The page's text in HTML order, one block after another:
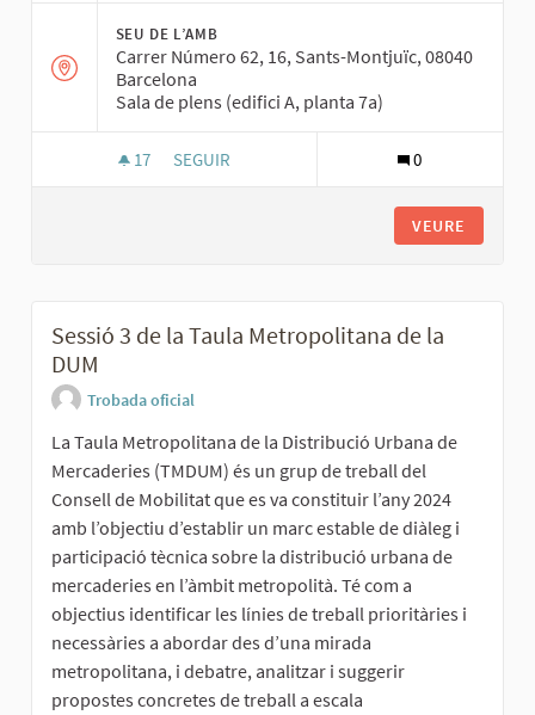
SEU DE L’AMB
Carrer Número 62, 16, Sants-Montjuïc, 08040
Barcelona
Sala de plens (edifici A, planta 7a)
17 17 SEGUIDORES
SEGUIR 0
VEURE
Sessió 3 de la Taula Metropolitana de la
DUM
Trobada oficial
La Taula Metropolitana de la Distribució Urbana de
Mercaderies (TMDUM) és un grup de treball del
Consell de Mobilitat que es va constituir l’any 2024
amb l’objectiu d’establir un marc estable de diàleg i
participació tècnica sobre la distribució urbana de
mercaderies en l’àmbit metropolità. Té com a
objectius identificar les línies de treball prioritàries i
necessàries a abordar des d’una mirada
metropolitana, i debatre, analitzar i suggerir
propostes concretes de treball a escala